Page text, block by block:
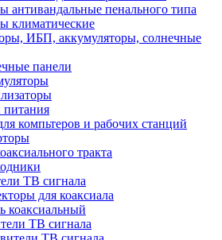
антивандальные пенального типа
климатические
ИБП, аккумуляторы, солнечные
панели
питания
компьтеров и рабочих станций
тракта
ТВ сигнала
для коаксиала
коаксиальный
ТВ сигнала